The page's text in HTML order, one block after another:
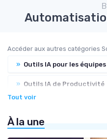
Accéder aux autres catégories
» Outils IA pour les équipes
» Outils IA de Productivité
» Contrôle de qualité via l’IA
Tout voir
À la une